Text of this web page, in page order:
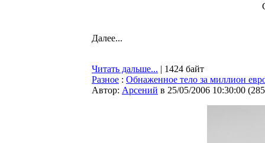
Далее...
Читать дальше... | 1424 байт
Разное : Обнаженное тело за миллион
Автор: Арсений в 25/05/2006 10:30:00 (